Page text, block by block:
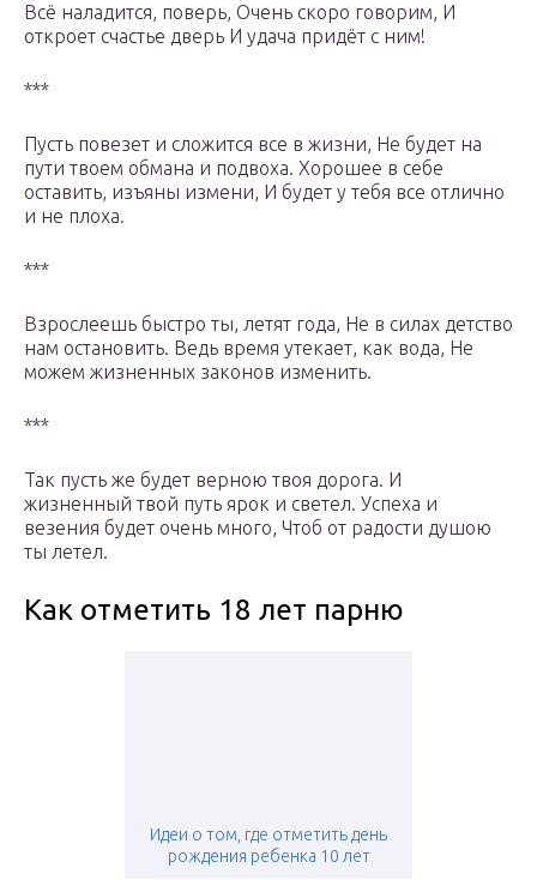
Всё наладится, поверь, Очень скоро говорим, И
откроет счастье дверь И удача придёт с ним!
***
Пусть повезет и сложится все в жизни, Не будет на
пути твоем обмана и подвоха. Хорошее в себе
оставить, изъяны измени, И будет у тебя все отлично
и не плоха.
***
Взрослеешь быстро ты, летят года, Не в силах детство
нам остановить. Ведь время утекает, как вода, Не
можем жизненных законов изменить.
***
Так пусть же будет верною твоя дорога. И
жизненный твой путь ярок и светел. Успеха и
везения будет очень много, Чтоб от радости душою
ты летел.
Как отметить 18 лет парню
Идеи о том, где отметить день
рождения ребенка 10 лет